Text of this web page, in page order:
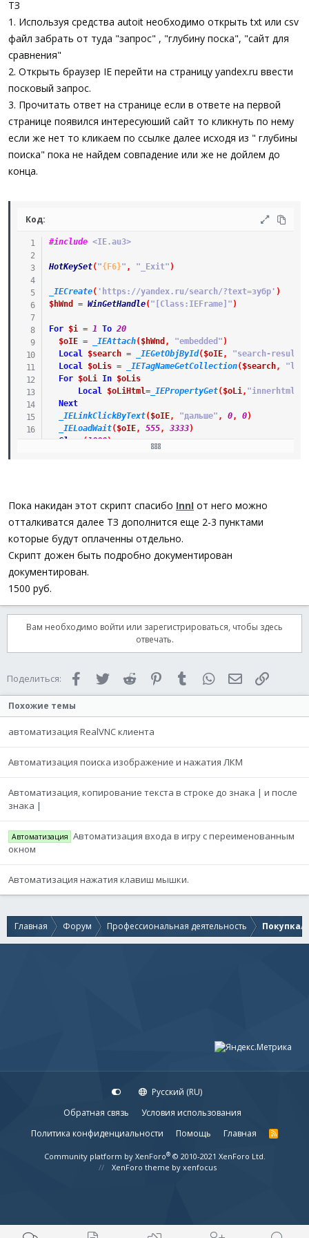
ТЗ
1. Используя средства autoit необходимо открыть txt или csv
файл забрать от туда "запрос" , "глубину поска", "сайт для
сравнения"
2. Открыть браузер IE перейти на страницу yandex.ru ввести
посковый запрос.
3. Прочитать ответ на странице если в ответе на первой
странице появился интересуюший сайт то кликнуть по нему
если же нет то кликаем по ссылке далее исходя из " глубины
поиска" пока не найдем совпадение или же не дойлем до
конца.
Код:
#include <IE.au3>
HotKeySet( "{F6}" , "_Exit" )
_IECreate( 'https://yandex.ru/search/?text=зубр' )
$hWnd
= WinGetHandle( "[Class:IEFrame]" )
For $i = 1 To 20
$oIE = _IEAttach( $hWnd , "embedded" )
Local
$search = _IEGetObjById( $oIE, "search-result"
Local
$oLis = _IETagNameGetCollection( $search, "li"
For
$oLi In
$oLis
Local
$oLiHtml=_IEPropertyGet( $oLi, "innerhtml"
Next
_IELinkClickByText( $oIE, "дальше" , 0, 0)
_IELoadWait( $oIE, 555, 3333)
Sleep
( 1000)
Exit
Пока накидан этот скрипт спасибо InnI от него можно
отталкиватся далее ТЗ дополнится еще 2-3 пунктами
которые будут оплаченны отдельно.
Скрипт дожен быть подробно документирован
документирован.
1500 руб.
Вам необходимо войти или зарегистрироваться, чтобы здесь
отвечать.
Поделиться: FacebookTwitter Reddit PinterestTumblr WhatsAppЭлектронная
Похожие темы
автоматизация RealVNC клиента
Автоматизация поиска изображение и нажатия ЛКМ
Автоматизация, копирование текста в строке до знака | и после
знака |
Автоматизация Автоматизация входа в игру с переименованным
окном
Автоматизация нажатия клавиш мышки.
Главная Форум Профессиональная деятельность Покупка/
Русский (RU)
Обратная связь
Условия использования
Политика конфиденциальности
Помощь Главная
R
S
Community platform by XenForo® © 2010-2021 XenForo Ltd.
XenForo theme by xenfocus